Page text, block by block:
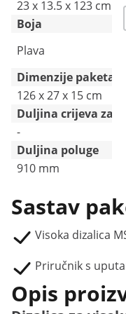
23 x 13.5 x 123 cm
Boja
Plava
Dimenzije paketa
126 x 27 x 15 cm
Duljina crijeva za
-
Duljina poluge
910 mm
Sastav
Visoka dizalica
Priručnik s
Opis